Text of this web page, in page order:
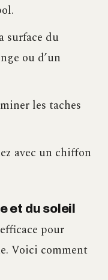
surface du
ou d’un
les taches
avec un chiffon
et du soleil
pour
Voici comment